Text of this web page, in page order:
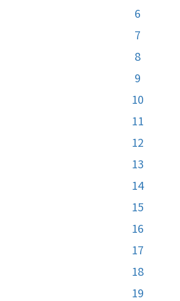
6
7
8
9
10
11
12
13
14
15
16
17
18
19